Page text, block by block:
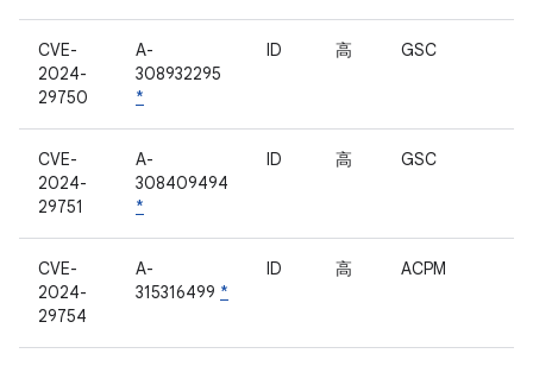
CVE-
2024-
29750
A-
308932295
*
ID 高 GSC
CVE-
2024-
29751
A-
308409494
*
ID 高 GSC
CVE-
2024-
29754
A-
315316499 *
ID 高 ACPM